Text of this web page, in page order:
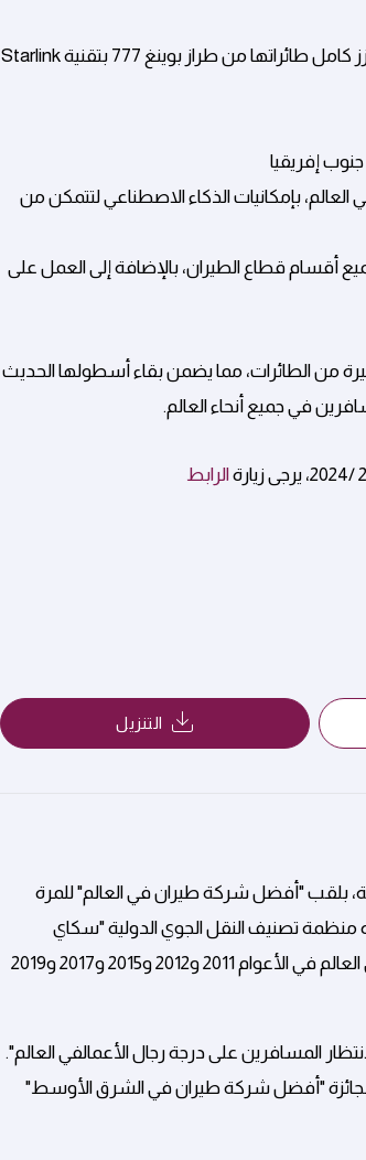
- أول شركة طيران عالمية والأولى في منطقة الشرق الأوسط وشمال إفريقيا تعزز كامل طائراتها من طراز بوينغ 777 بتقنية Starlink
بإمكانيات الذكاء الاصطناعي لتتمكن من
أقسام قطاع الطيران، بالإضافة إلى العمل على
من الطائرات، مما يضمن بقاء أسطولها الحديث
في جميع أنحاء العالم.
الرابط
التنزيل
بلقب "أفضل شركة طيران في العالم" للمرة
توزيع جوائز الطيران العالمية لعام 2025، والتي تديره منظمة تصنيف النقل الجوي الدولية "سكاي
تراكس". وكانت الخطوط الجوية القطرية قد حصدت لقب أفضل شركة طيران في العالم في الأعوام 2011 و2012 و2015 و2017 و2019
المسافرين على درجة رجال الأعمالفي العالم".
بجائزة "أفضل شركة طيران في الشرق الأوسط"